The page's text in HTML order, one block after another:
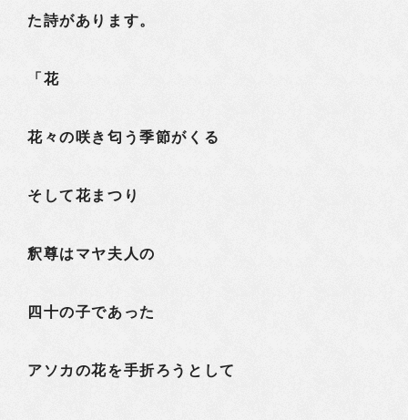
た詩があります。
「花
花々の咲き匂う季節がくる
そして花まつり
釈尊はマヤ夫人の
四十の子であった
アソカの花を手折ろうとして